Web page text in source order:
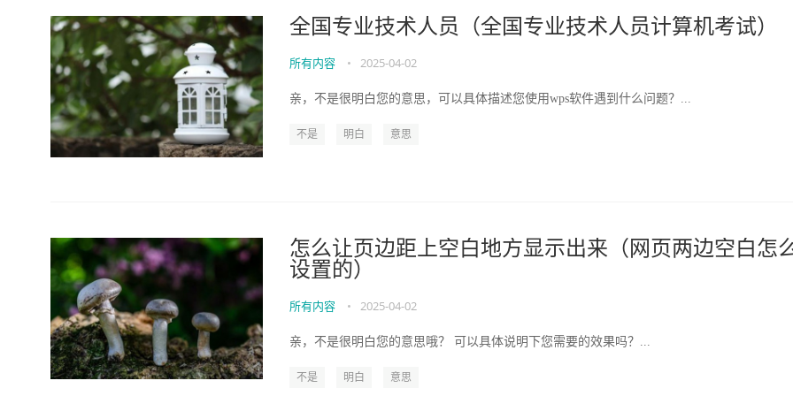
全国专业技术人员（全国专业技术人员计算机考试）
所有内容 • 2025-04-02
亲，不是很明白您的意思，可以具体描述您使用wps软件遇到什么问题？...
不是 明白 意思
怎么让页边距上空白地方显示出来（网页两边空白怎
设置的）
所有内容 • 2025-04-02
亲，不是很明白您的意思哦？ 可以具体说明下您需要的效果吗？...
不是 明白 意思